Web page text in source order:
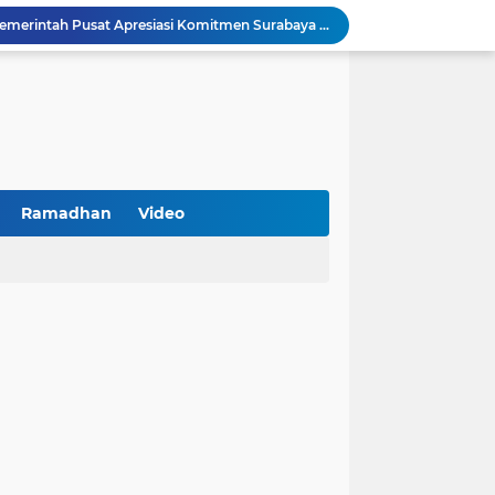
Peringatan HAN 2026, Pemerintah Pusat Apresiasi Komitmen Surabaya Penuhi Hak dan Lindungi Anak
Baru Industri Jasa Keuangan
BNI Catat Fundamental Bisnis Kokoh di Bawah Danantara, Ditopang Pertumbuhan Kredit dan Kualitas Aset
Ramadhan Video